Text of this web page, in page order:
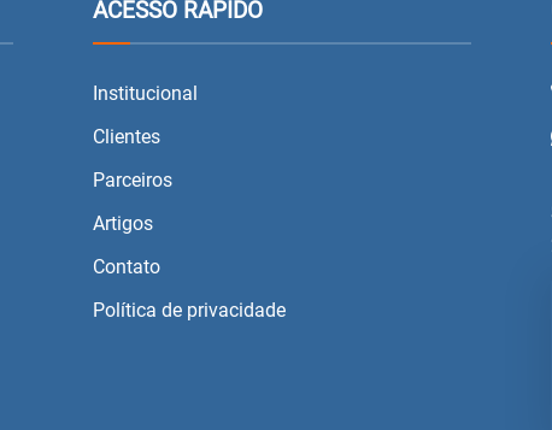
ACESSO RÁPIDO
Institucional
Clientes
Parceiros
Artigos
Contato
Política de privacidade